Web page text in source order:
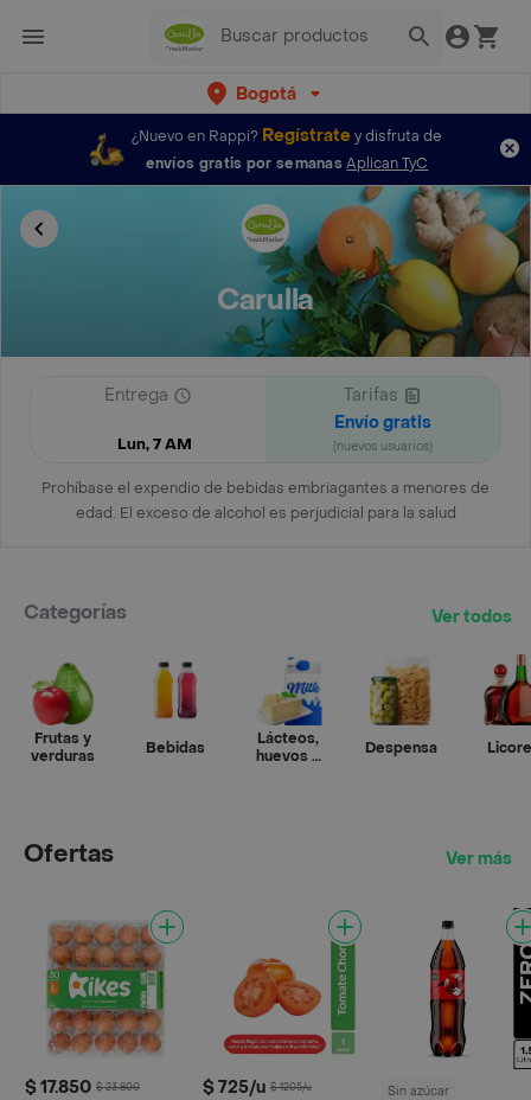
Bogotá
¿Nuevo en Rappi? Regístratey disfruta de
envíos gratis por semanas Aplican TyC
Carulla
Entrega
Lun, 7 AM
Tarifas
Envío gratis
(nuevos usuarios)
Prohíbase el expendio de bebidas embriagantes a menores de
edad. El exceso de alcohol es perjudicial para la salud
Categorías Ver todos
Frutas y
verduras
Bebidas
Lácteos,
huevos y
Despensa
Ofertas Ver más
$ 17.850 $ 23.800 $ 725/u $ 1205/u Sin azúcar